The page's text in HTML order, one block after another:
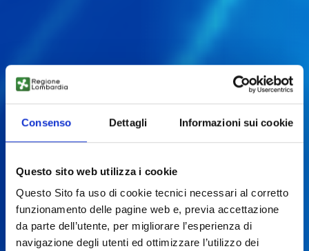
Consenso Dettagli Informazioni sui cookie
Questo sito web utilizza i cookie
Questo Sito fa uso di cookie tecnici necessari al corretto
funzionamento delle pagine web e, previa accettazione
da parte dell’utente, per migliorare l’esperienza di
navigazione degli utenti ed ottimizzare l’utilizzo dei